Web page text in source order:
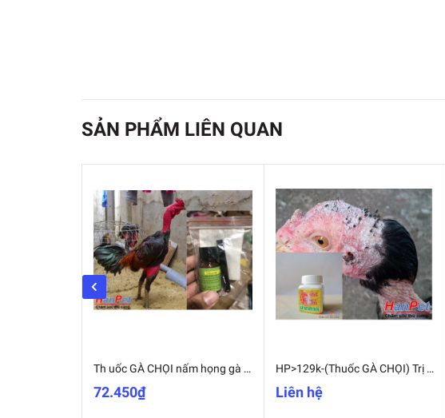
SẢN PHẨM LIÊN QUAN
Th uốc GÀ CHỌI nấm họng gà chọi, th uốc ch ữa sưng cổ đau họng gà đá, dạng bột 10gr/lọ- MADE IN THAI-
72.450₫
HP>129k-(Thuốc GÀ CHỌI) Trị nấm gà, mốc gà chọi, thuốc lác gà đá, dạng uống lọ 10viên MADEIN THAILAND (Hanpet moc uong)-HP10441TC
Liên hệ